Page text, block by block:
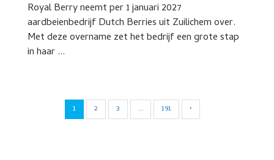
Royal Berry neemt per 1 januari 2027
aardbeienbedrijf Dutch Berries uit Zuilichem over.
Met deze overname zet het bedrijf een grote stap
in haar ...
1 2 3 … 191 ›